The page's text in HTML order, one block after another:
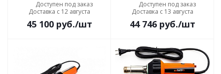
Доступен под заказ
Доставка с 12 августа
45 100руб./шт
Доступен под заказ
Доставка с 13 августа
44 746руб./шт